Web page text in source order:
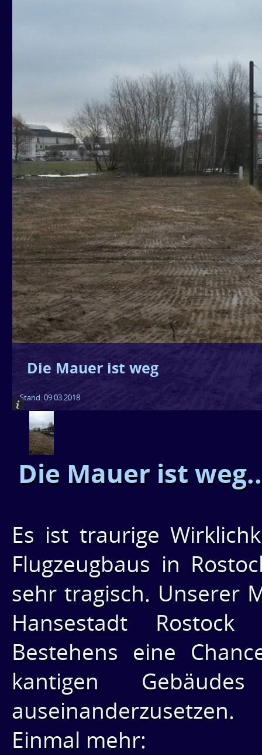
Die Mauer ist weg
Stand: 09.03.2018
Die Mauer ist
Es ist traurige
Flugzeugbaus in
sehr tragisch. Unserer
Hansestadt
Bestehens eine
kantigen
auseinanderzusetzen.
Einmal mehr: